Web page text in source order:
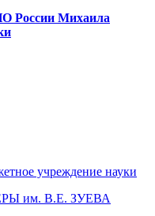
России Михаила
учреждение науки
им. В.Е. ЗУЕВА